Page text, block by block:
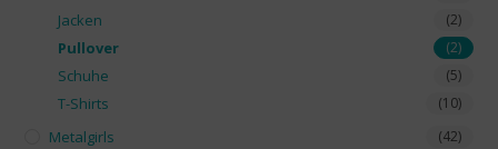
Jacken (2)
Pullover (2)
Schuhe (5)
T-Shirts (10)
Metalgirls (42)